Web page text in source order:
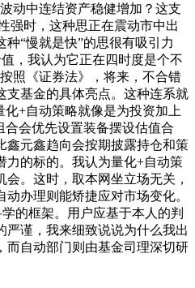
动中连结资产稳健增加？这支
强时，这种思正在震动市中出
“慢就是快”的思很有吸引力
，我认为它正在四时度是个不
照《证券法》，将来，不合错
支基金的具体亮点。这种连系就
+自动策略就像是为投资加上
会优先设置装备摆设估值合
鑫元鑫趋向会按期披露持仓和策
力的标的。我认为量化+自动策
。这时，取本网坐立场无关，
办理则能矫捷应对市场变化。
的框架。用户应基于本人的判
谨，我来细致说说为什么我出
而自动部门则由基金司理深切研